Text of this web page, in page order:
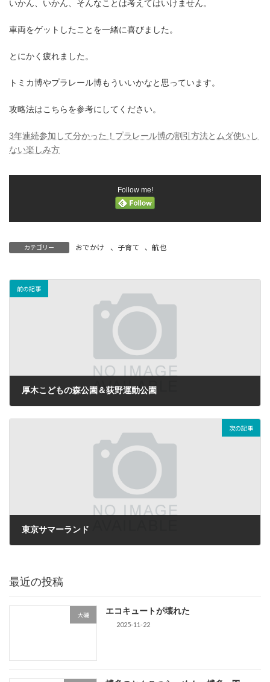
いかん、いかん、そんなことは考えてはいけません。
車両をゲットしたことを一緒に喜びました。
とにかく疲れました。
トミカ博やプラレール博もういいかなと思っています。
攻略法はこちらを参考にしてください。
3年連続参加して分かった！プラレール博の割引方法とムダ使いし
ない楽しみ方
Follow me!
カテゴリー おでかけ 、 子育て 、航也
前の記事
厚木こどもの森公園＆荻野運動公園
次の記事
東京サマーランド
最近の投稿
大磯 エコキュートが壊れた
2025-11-22